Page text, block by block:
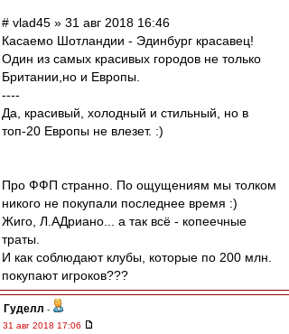
# vlad45 » 31 авг 2018 16:46
Касаемо Шотландии - Эдинбург красавец!
Один из самых красивых городов не только
Британии,но и Европы.
----
Да, красивый, холодный и стильный, но в
топ-20 Европы не влезет. :)
Про ФФП странно. По ощущениям мы толком
никого не покупали последнее время :)
Жиго, Л.АДриано... а так всё - копеечные
траты.
И как соблюдают клубы, которые по 200 млн.
покупают игроков???
Гуделл -
31 авг 2018 17:06